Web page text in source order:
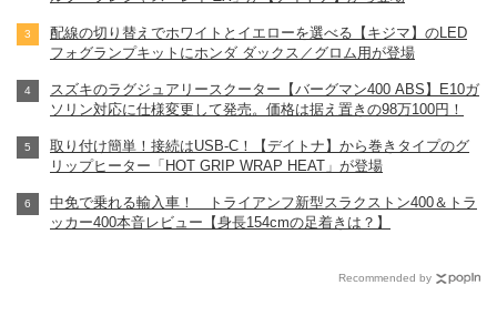
配線の切り替えでホワイトとイエローを選べる【キジマ】のLED
フォグランプキットにホンダ ダックス／グロム用が登場
スズキのラグジュアリースクーター【バーグマン400 ABS】E10ガ
ソリン対応に仕様変更して発売。価格は据え置きの98万100円！
取り付け簡単！接続はUSB-C！【デイトナ】から巻きタイプのグ
リップヒーター「HOT GRIP WRAP HEAT」が登場
中免で乗れる輸入車！ トライアンフ新型スラクストン400＆トラ
ッカー400本音レビュー【身長154cmの足着きは？】
Recommended by